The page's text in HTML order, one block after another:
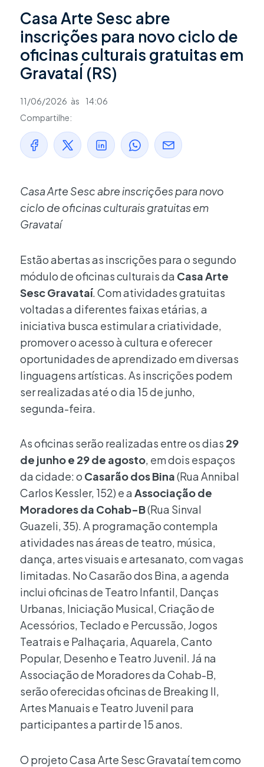
Casa Arte Sesc abre
inscrições para novo ciclo de
oficinas culturais gratuitas em
GravataÍ (RS)
11/06/2026 às
14:06
Compartilhe:
Casa Arte Sesc abre inscrições para novo
ciclo de oficinas culturais gratuitas em
Gravataí
Estão abertas as inscrições para o segundo
módulo de oficinas culturais da Casa Arte
Sesc Gravataí. Com atividades gratuitas
voltadas a diferentes faixas etárias, a
iniciativa busca estimular a criatividade,
promover o acesso à cultura e oferecer
oportunidades de aprendizado em diversas
linguagens artísticas. As inscrições podem
ser realizadas até o dia 15 de junho,
segunda-feira.
As oficinas serão realizadas entre os dias 29
de junho e 29 de agosto, em dois espaços
da cidade: o Casarão dos Bina(Rua Annibal
Carlos Kessler, 152) e aAssociação de
Moradores da Cohab-B(Rua Sinval
Guazeli, 35). A programação contempla
atividades nas áreas de teatro, música,
dança, artes visuais e artesanato, com vagas
limitadas. No Casarão dos Bina, a agenda
inclui oficinas de Teatro Infantil, Danças
Urbanas, Iniciação Musical, Criação de
Acessórios, Teclado e Percussão, Jogos
Teatrais e Palhaçaria, Aquarela, Canto
Popular, Desenho e Teatro Juvenil. Já na
Associação de Moradores da Cohab-B,
serão oferecidas oficinas de Breaking II,
Artes Manuais e Teatro Juvenil para
participantes a partir de 15 anos.
O projeto Casa Arte Sesc Gravataí tem como